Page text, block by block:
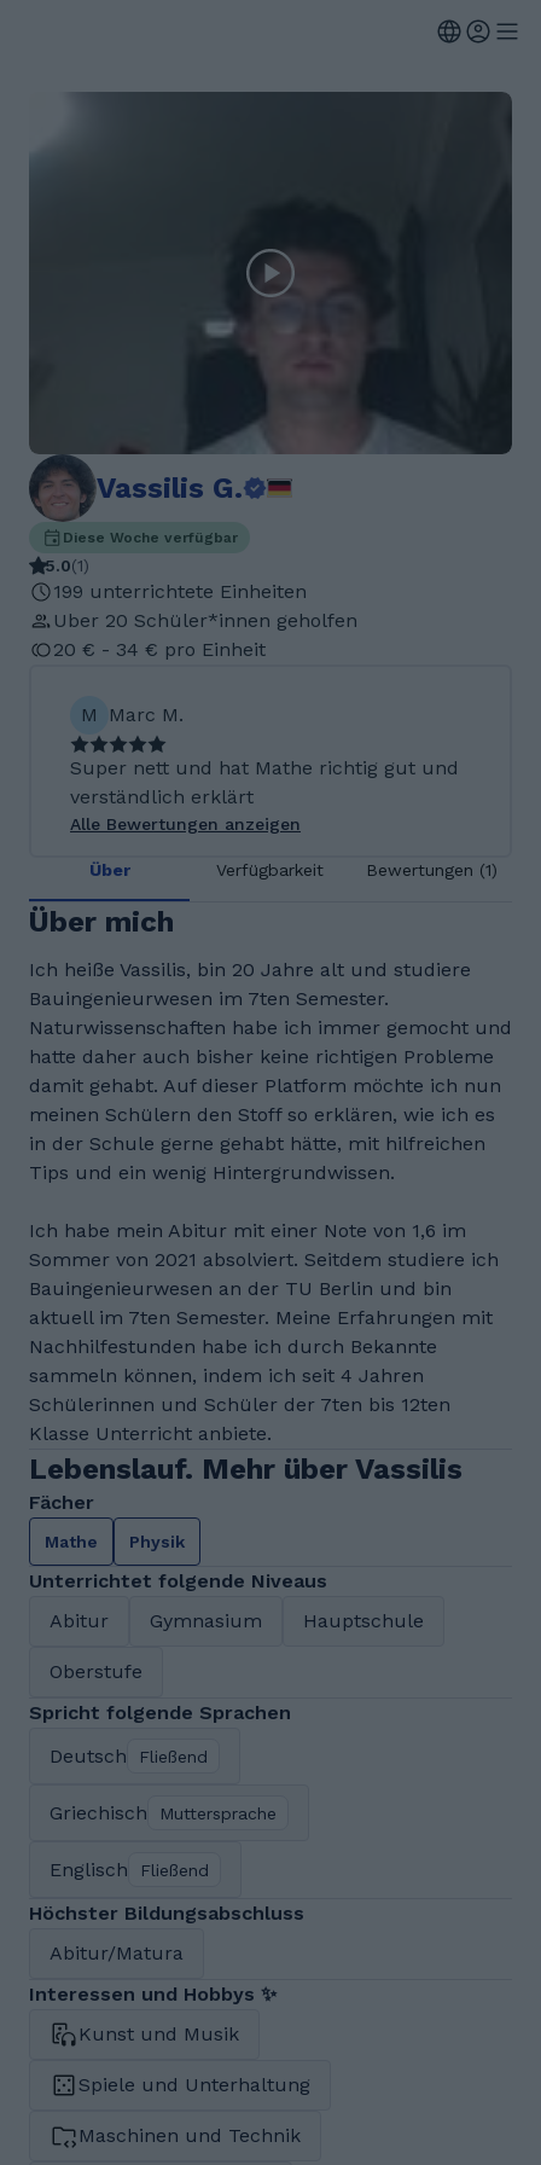
Vassilis G.
Diese Woche verfügbar
5.0(1)
199 unterrichtete Einheiten
Uber 20 Schüler*innen geholfen
20 € - 34 € pro Einheit
M Marc M.
Super nett und hat Mathe richtig gut und
verständlich erklärt
Alle Bewertungen anzeigen
Über Verfügbarkeit Bewertungen (1)
Über mich
Ich heiße Vassilis, bin 20 Jahre alt und studiere
Bauingenieurwesen im 7ten Semester.
Naturwissenschaften habe ich immer gemocht und
hatte daher auch bisher keine richtigen Probleme
damit gehabt. Auf dieser Platform möchte ich nun
meinen Schülern den Stoff so erklären, wie ich es
in der Schule gerne gehabt hätte, mit hilfreichen
Tips und ein wenig Hintergrundwissen.
Ich habe mein Abitur mit einer Note von 1,6 im
Sommer von 2021 absolviert. Seitdem studiere ich
Bauingenieurwesen an der TU Berlin und bin
aktuell im 7ten Semester. Meine Erfahrungen mit
Nachhilfestunden habe ich durch Bekannte
sammeln können, indem ich seit 4 Jahren
Schülerinnen und Schüler der 7ten bis 12ten
Klasse Unterricht anbiete.
Lebenslauf. Mehr über Vassilis
Fächer
Mathe Physik
Unterrichtet folgende Niveaus
Abitur
Gymnasium Hauptschule
Oberstufe
Spricht folgende Sprachen
Deutsch
Fließend
Griechisch Muttersprache
Englisch Fließend
Höchster Bildungsabschluss
Abitur/Matura
Interessen und Hobbys ✨
Kunst und Musik
Spiele und Unterhaltung
Maschinen und Technik